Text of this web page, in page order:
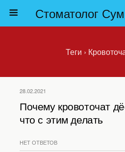
Теги ›
28.02.2021
Почему кровоточат
что с этим делать
НЕТ ОТВЕТОВ